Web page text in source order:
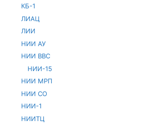
КБ-1
ЛИАЦ
ЛИИ
НИИ АУ
НИИ ВВС
НИИ-15
НИИ МРП
НИИ СО
НИИ-1
НИИТЦ